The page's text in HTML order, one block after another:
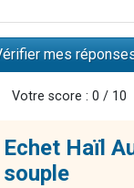
Votre score : 0 / 10
Echet Haïl
souple